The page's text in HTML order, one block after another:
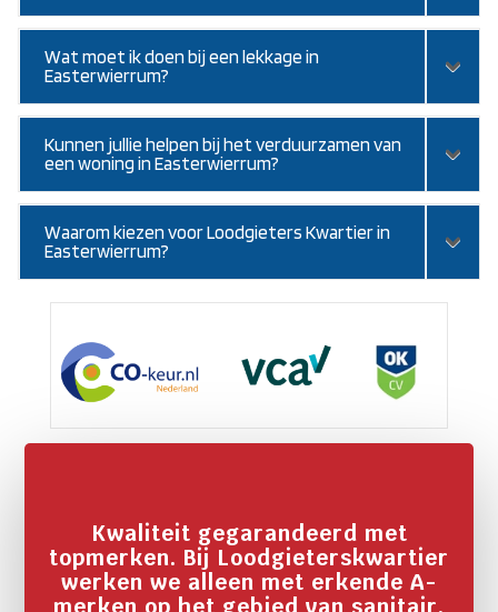
Wat moet ik doen bij een lekkage in
Easterwierrum?
Kunnen jullie helpen bij het verduurzamen van
een woning in Easterwierrum?
Waarom kiezen voor Loodgieters Kwartier in
Easterwierrum?
Kwaliteit gegarandeerd met
topmerken. Bij Loodgieterskwartier
werken we alleen met erkende A-